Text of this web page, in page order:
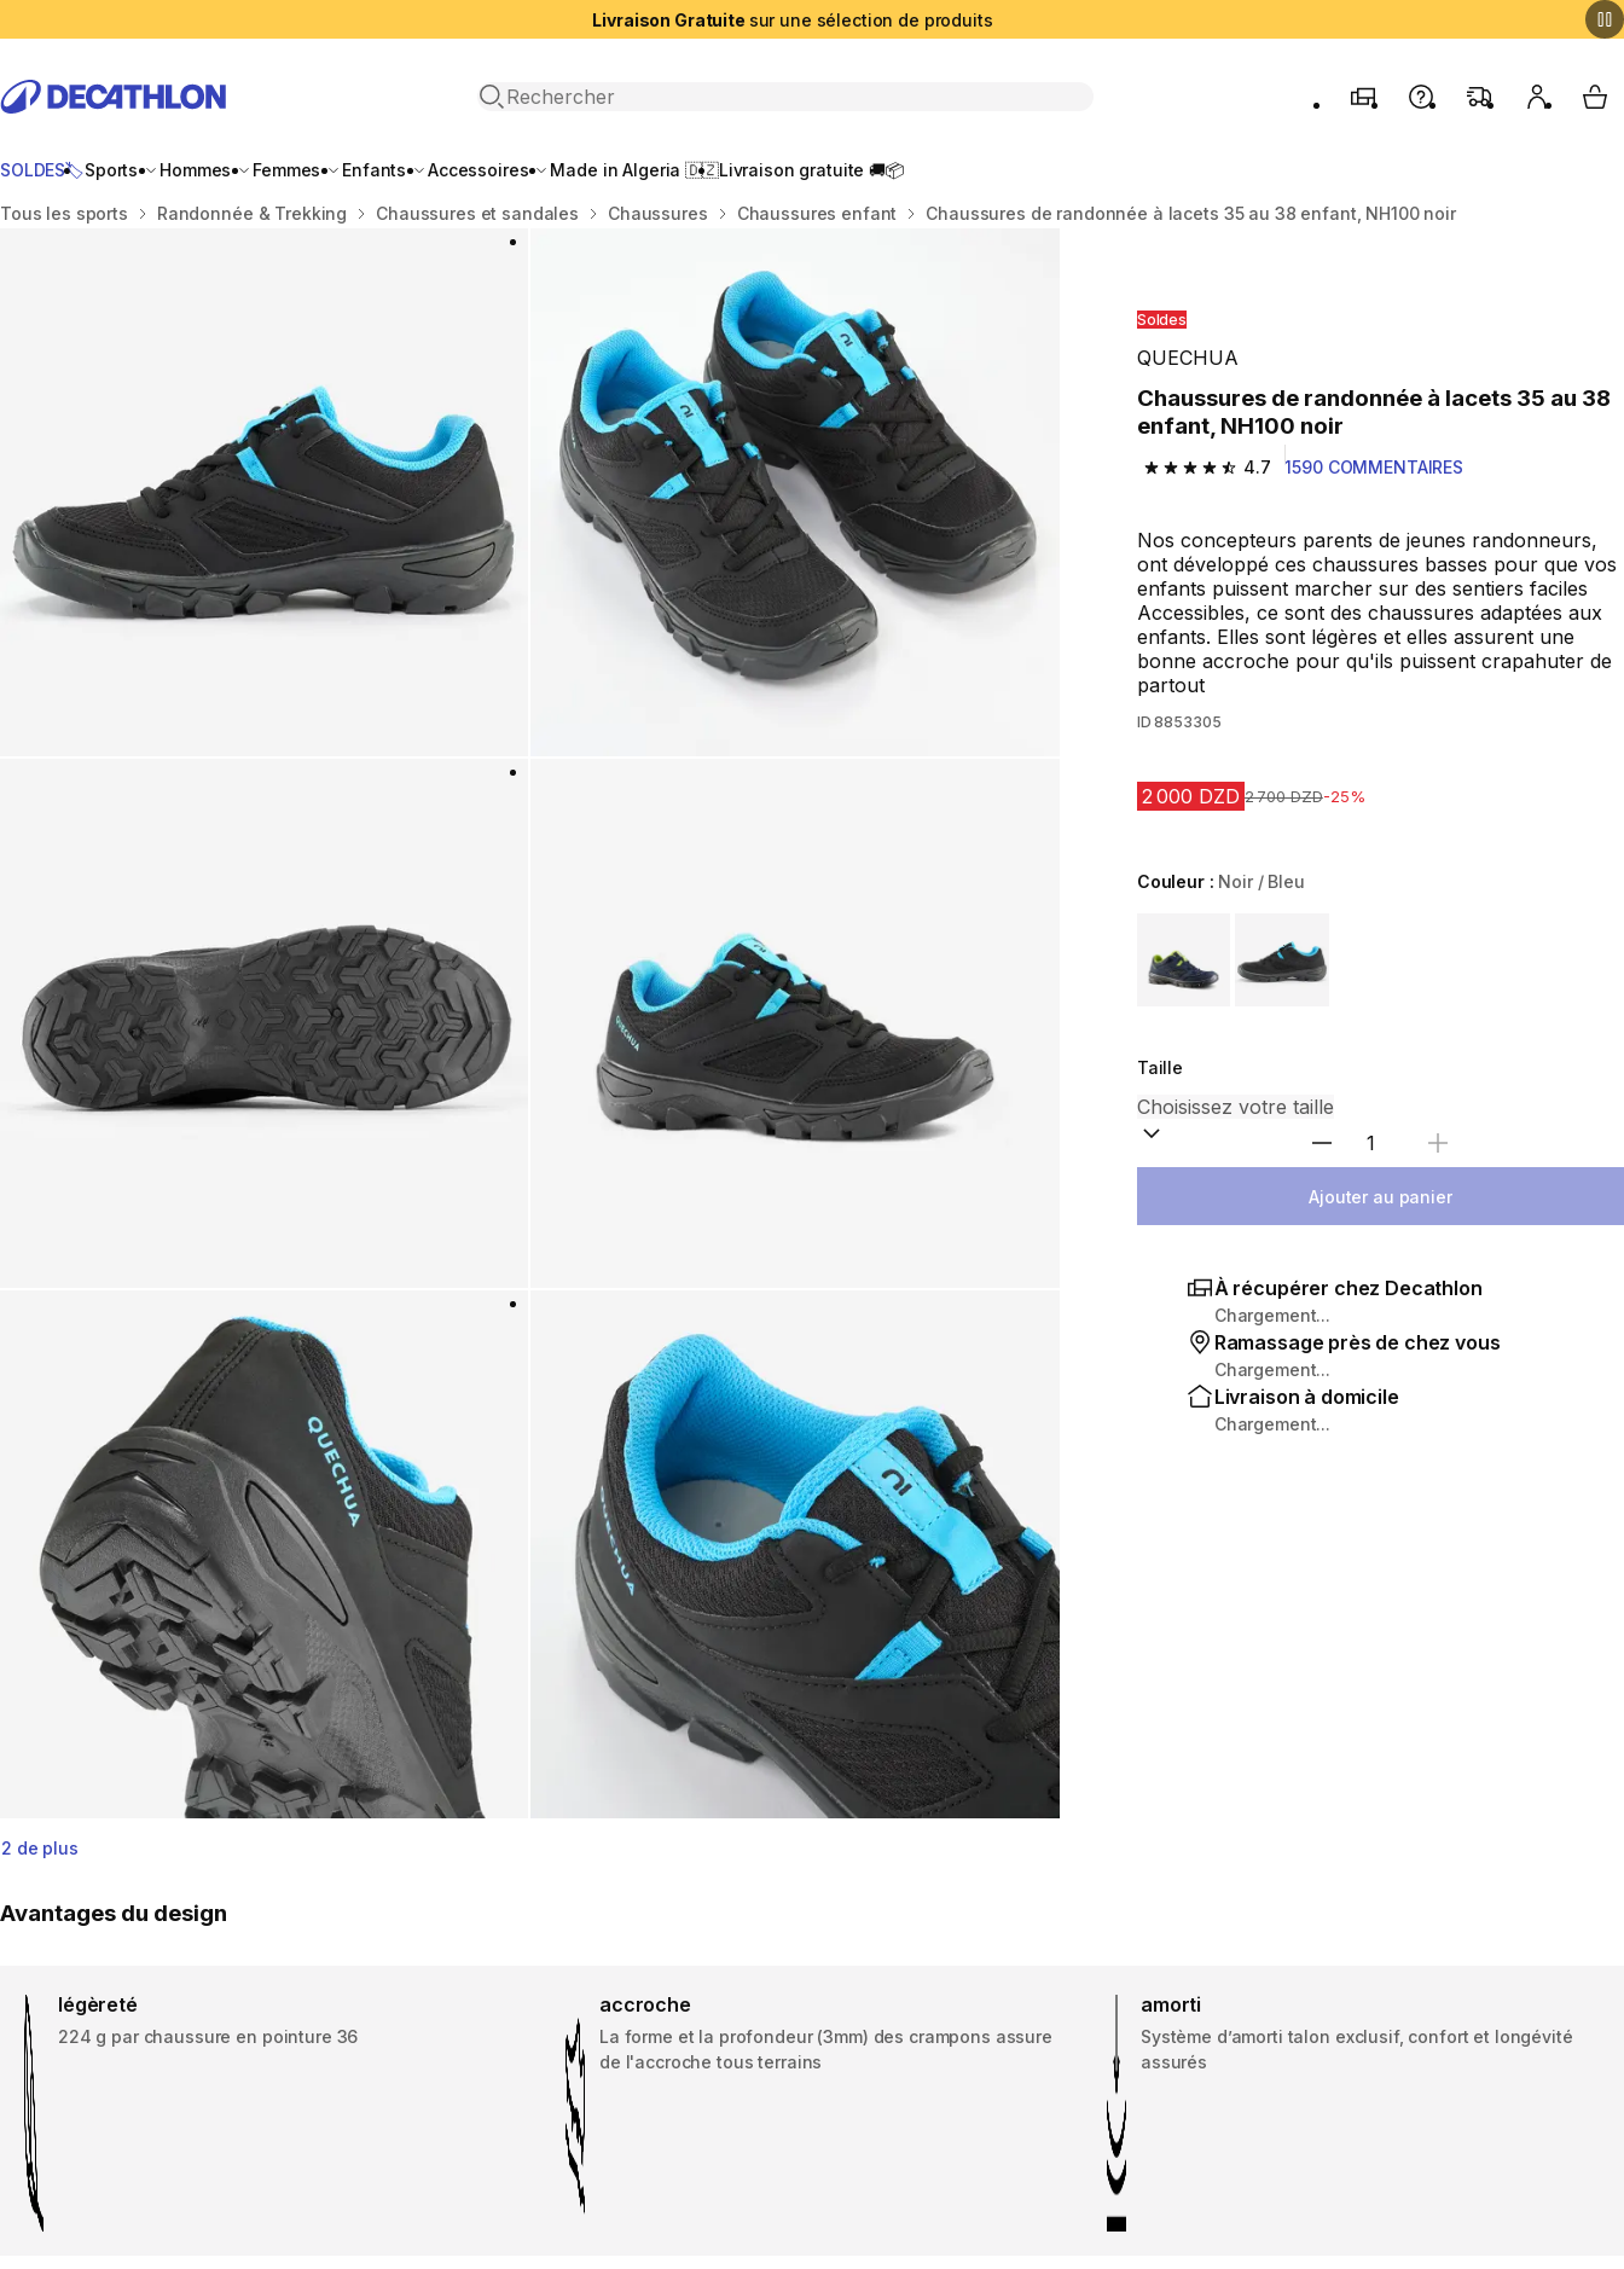
Livraison Gratuite sur une sélection de produits
Recherche ouverte
MagasinsContactez-nous
FAQ Mon My
SOLDES🏷️Sports Hommes Femmes Enfants Accessoires Made in Algeria 🇩🇿Livraison gratuite 🚚📦
Accueil
Tous les sports Randonnée & Trekking Chaussures et sandales Chaussures Chaussures enfant Chaussures de randonnée à lacets 35 au 38 enfant, NH100 noir
2 de plus
Soldes
QUECHUA
Chaussures de randonnée à lacets 35 au 38
enfant, NH100 noir
4.7
4.7 out of 5 stars from 1590 reviews
1590 COMMENTAIRES
Nos concepteurs parents de jeunes randonneurs,
ont développé ces chaussures basses pour que vos
enfants puissent marcher sur des sentiers faciles
Accessibles, ce sont des chaussures adaptées aux
enfants. Elles sont légères et elles assurent une
bonne accroche pour qu'ils puissent crapahuter de
partout
ID 8853305
2 000 DZD Prix avant la réduction
2 700 DZD-25%
Couleur : Noir / Bleu
Taille
Sélectionnez la quantité
Ajouter au panier
À récupérer chez Decathlon
Chargement...
Ramassage près de chez vous
Chargement...
Livraison à domicile
Chargement...
Avantages du design
légèreté
224 g par chaussure en pointure 36
accroche
La forme et la profondeur (3mm) des crampons assure
de l'accroche tous terrains
amorti
Système d’amorti talon exclusif, confort et longévité
assurés